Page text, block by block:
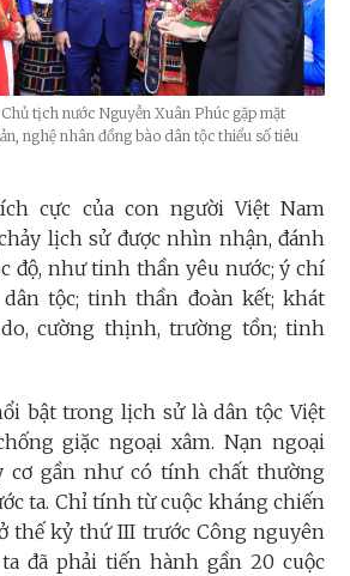
tịch nước Nguyễn Xuân Phúc gặp mặt
nghệ nhân đồng bào dân tộc thiểu số tiêu
cực của con người Việt Nam
lịch sử được nhìn nhận, đánh
độ, như tinh thần yêu nước; ý chí
tộc; tinh thần đoàn kết; khát
cường thịnh, trường tồn; tinh
bật trong lịch sử là dân tộc Việt
giặc ngoại xâm. Nạn ngoại
cơ gần như có tính chất thường
ta. Chỉ tính từ cuộc kháng chiến
thế kỷ thứ III trước Công nguyên
đã phải tiến hành gần 20 cuộc